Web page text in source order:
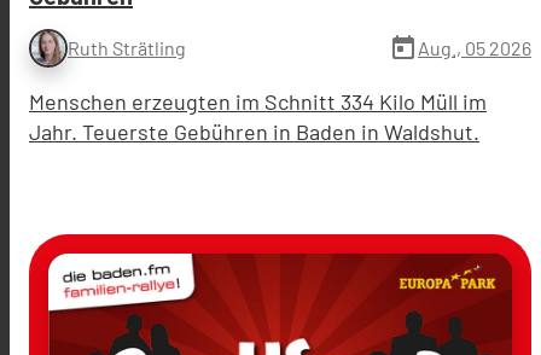
Ruth Strätling today Aug., 05 2026
Menschen erzeugten im Schnitt 334 Kilo Müll im
Jahr. Teuerste Gebühren in Baden in Waldshut.